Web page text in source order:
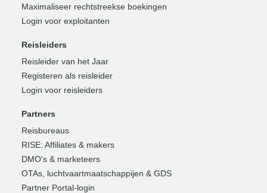
Maximaliseer rechtstreekse boekingen
Login voor exploitanten
Reisleiders
Reisleider van het Jaar
Registeren als reisleider
Login voor reisleiders
Partners
Reisbureaus
RISE: Affiliates & makers
DMO's & marketeers
OTAs, luchtvaartmaatschappijen & GDS
Partner Portal-login